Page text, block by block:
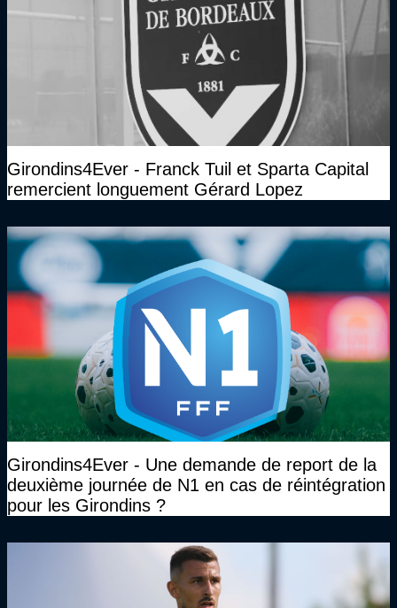
Girondins4Ever - Franck Tuil et Sparta Capital
remercient longuement Gérard Lopez
Girondins4Ever - Une demande de report de la
deuxième journée de N1 en cas de réintégration
pour les Girondins ?